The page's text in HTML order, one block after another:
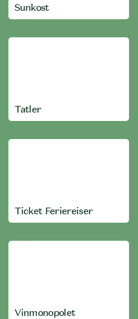
Sunkost
Tatler
Ticket Feriereiser
Vinmonopolet